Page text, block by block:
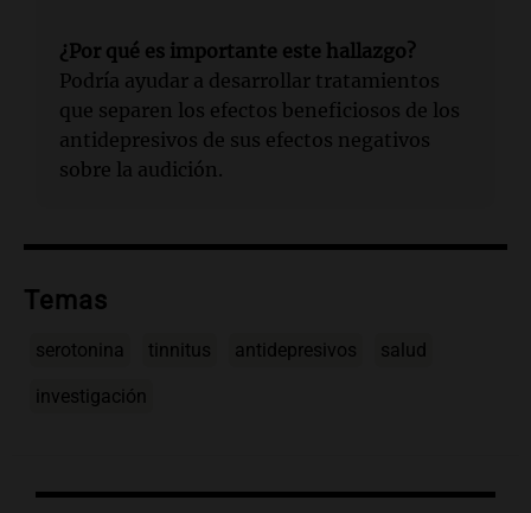
¿Por qué es importante este hallazgo?
Podría ayudar a desarrollar tratamientos
que separen los efectos beneficiosos de los
antidepresivos de sus efectos negativos
sobre la audición.
Temas
serotonina tinnitus antidepresivos salud
investigación